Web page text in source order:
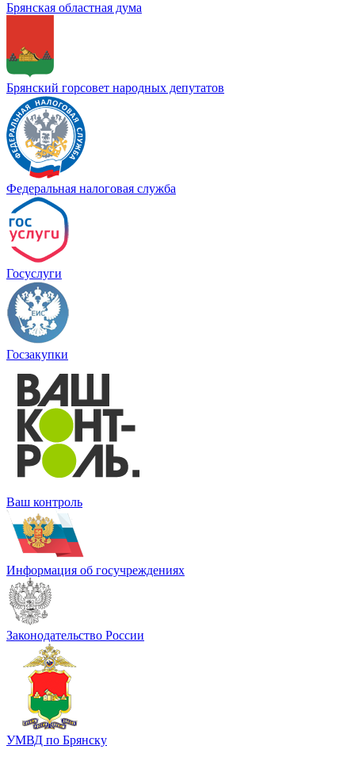
Брянская областная дума
Брянский горсовет народных депутатов
Федеральная налоговая служба
Госуслуги
Госзакупки
Ваш контроль
Информация об госучреждениях
Законодательство России
УМВД по Брянску